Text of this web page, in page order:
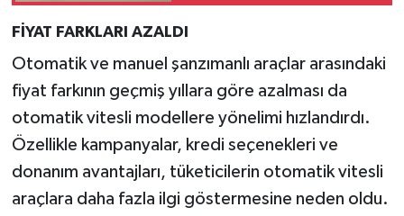
FİYAT FARKLARI AZALDI
Otomatik ve manuel şanzımanlı araçlar arasındaki
fiyat farkının geçmiş yıllara göre azalması da
otomatik vitesli modellere yönelimi hızlandırdı.
Özellikle kampanyalar, kredi seçenekleri ve
donanım avantajları, tüketicilerin otomatik vitesli
araçlara daha fazla ilgi göstermesine neden oldu.